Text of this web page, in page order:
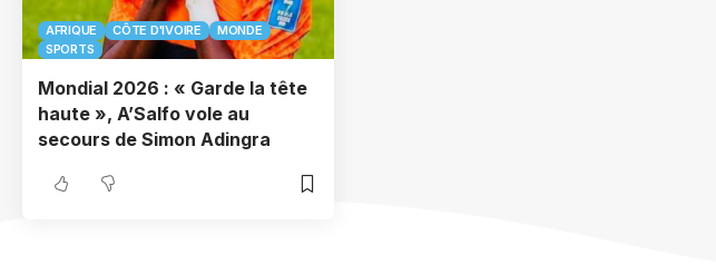
AFRIQUE CÔTE D'IVOIRE
MONDE
SPORTS
Mondial 2026 : « Garde la tête
haute », A’Salfo vole au
secours de Simon Adingra